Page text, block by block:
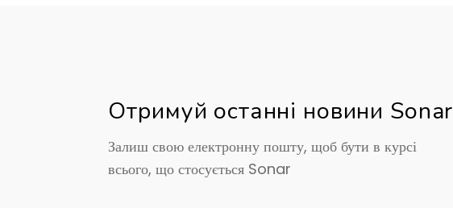
Отримуй останні новини Sonar
Залиш свою електронну пошту, щоб бути в курсі
всього, що стосується Sonar